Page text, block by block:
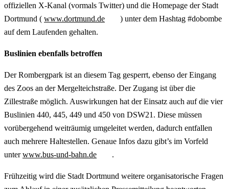
offiziellen X-Kanal (vormals Twitter) und die Homepage der Stadt
Dortmund ( www.dortmund.de
) unter dem Hashtag #dobombe
auf dem Laufenden gehalten.
Buslinien ebenfalls betroffen
Der Rombergpark ist an diesem Tag gesperrt, ebenso der Eingang
des Zoos an der Mergelteichstraße. Der Zugang ist über die
Zillestraße möglich. Auswirkungen hat der Einsatz auch auf die vier
Buslinien 440, 445, 449 und 450 von DSW21. Diese müssen
vorübergehend weiträumig umgeleitet werden, dadurch entfallen
auch mehrere Haltestellen. Genaue Infos dazu gibt’s im Vorfeld
unterwww.bus-und-bahn.de .
Frühzeitig wird die Stadt Dortmund weitere organisatorische Fragen